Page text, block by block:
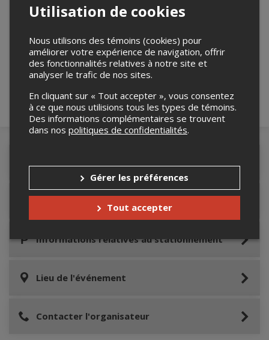
Merci de confirmer que vous n'êtes pas un
robot ci-bas.
Informations relatives au stationnement
Lieu de l'événement
Contacter l'organisateur
Utilisation de cookies
Nous utilisons des témoins (cookies) pour
améliorer votre expérience de navigation, offrir
des fonctionnalités relatives à notre site et
analyser le trafic de nos sites.
En cliquant sur « Tout accepter », vous consentez
à ce que nous utilisions tous les types de témoins.
Des informations complémentaires se trouvent
dans nos politiques de confidentialités.
Gérer les préférences
Tout accepter